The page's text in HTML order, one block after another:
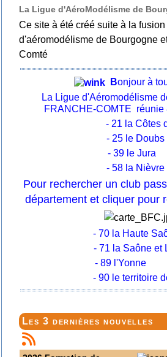
La Ligue d'AéroModélisme de
Ce site à été créé suite à la
d'aéromodélisme de Bourgogne
Comté
Bonjour à
La Ligue d'Aéromodélisme
FRANCHE-COMTE réunie
- 21 la
- 25 le
- 39 le
- 58 la
Pour rechercher un club
département et cliquer pour
- 70 la Haute
- 71 la Saône et
- 89
- 90 le territoire
Les 3 dernières nouvelles